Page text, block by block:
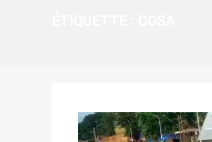
Politique-Double scrutin
du 16 au 31 mai 2026